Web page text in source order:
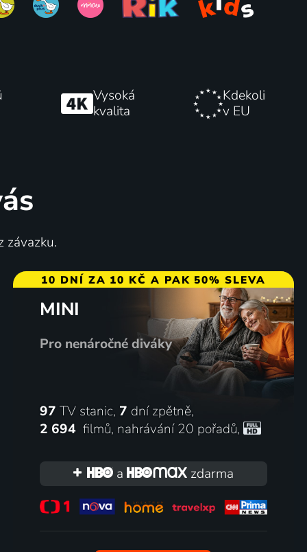
Vysoká
kvalita
Kdekoli
v EU
závazku.
10 DNÍ ZA 10 KČ A PAK 50% SLEVA
MINI
Pro nenáročné diváky
97 TV stanic, 7 dní zpětně,
2 694 filmů, nahrávání 20 pořadů,
a zdarma